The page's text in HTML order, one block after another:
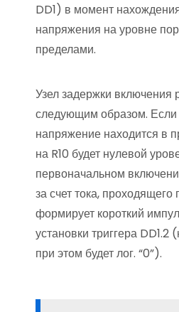
DD1) в момент
напряжения на уровне
пределами.
Узел задержки включения
следующим образом. Если
напряжение находится в
на R10 будет нулевой
первоначальном
за счет тока,
формирует короткий
установки триггера DD1.2
при этом будет лог. “0”).